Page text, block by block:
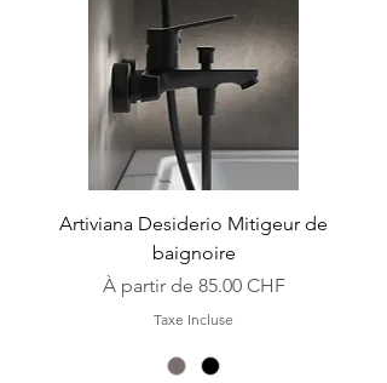
Artiviana Desiderio Mitigeur de
baignoire
À partir de 85.00 CHF
Prix promotionnel
Taxe Incluse